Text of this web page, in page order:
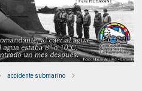
accidente submarino